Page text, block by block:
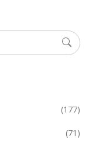
(177)
(71)